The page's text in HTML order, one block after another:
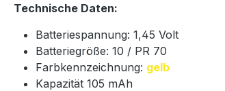
Technische Daten:
Batteriespannung: 1,45 Volt
Batteriegröße: 10 / PR 70
Farbkennzeichnung: gelb
Kapazität 105 mAh